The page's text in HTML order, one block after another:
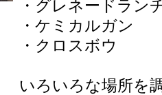
・グレネードラン
・ケミカルガン
・クロスボウ
いろいろな場所を